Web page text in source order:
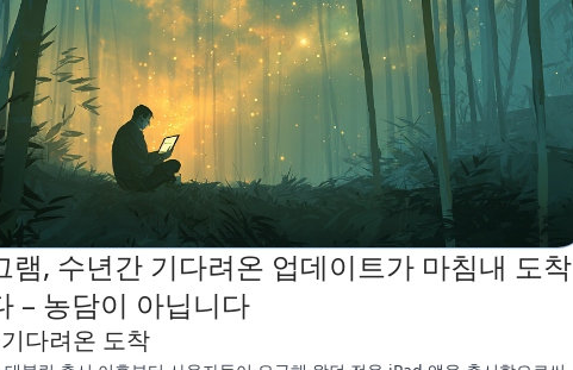
램, 수년간 기다려온 업데이트가 마침내 도착
– 농담이 아닙니다
다려온 도착